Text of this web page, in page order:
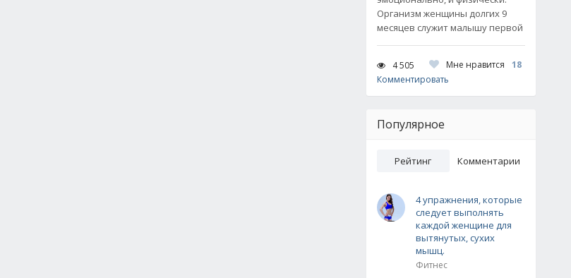
Организм женщины долгих 9
месяцев служит малышу первой
4 505 Мне нравится
18
Комментировать
Популярное
Рейтинг Комментарии
4 упражнения, которые
следует выполнять
каждой женщине для
вытянутых, сухих
мышц.
Фитнес